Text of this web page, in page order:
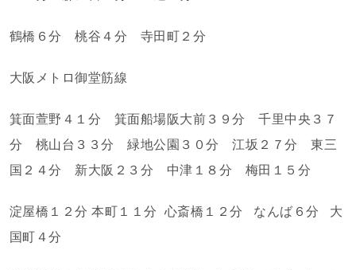
鶴橋６分 桃谷４分 寺田町２分
大阪メトロ御堂筋線
箕面萱野４１分 箕面船場阪大前３９分 千里中央３７
分 桃山台３３分 緑地公園３０分 江坂２７分 東三
国２４分 新大阪２３分 中津１８分 梅田１５分
淀屋橋１２分 本町１１分 心斎橋１２分 なんば６分
大
国町４分